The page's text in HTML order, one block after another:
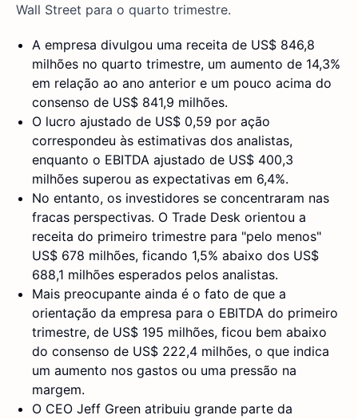
Wall Street para o quarto trimestre.
A empresa divulgou uma receita de US$ 846,8
milhões no quarto trimestre, um aumento de 14,3%
em relação ao ano anterior e um pouco acima do
consenso de US$ 841,9 milhões.
O lucro ajustado de US$ 0,59 por ação
correspondeu às estimativas dos analistas,
enquanto o EBITDA ajustado de US$ 400,3
milhões superou as expectativas em 6,4%.
No entanto, os investidores se concentraram nas
fracas perspectivas. O Trade Desk orientou a
receita do primeiro trimestre para "pelo menos"
US$ 678 milhões, ficando 1,5% abaixo dos US$
688,1 milhões esperados pelos analistas.
Mais preocupante ainda é o fato de que a
orientação da empresa para o EBITDA do primeiro
trimestre, de US$ 195 milhões, ficou bem abaixo
do consenso de US$ 222,4 milhões, o que indica
um aumento nos gastos ou uma pressão na
margem.
O CEO Jeff Green atribuiu grande parte da